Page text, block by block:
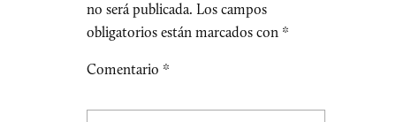
no será publicada. Los campos
obligatorios están marcados con *
Comentario *